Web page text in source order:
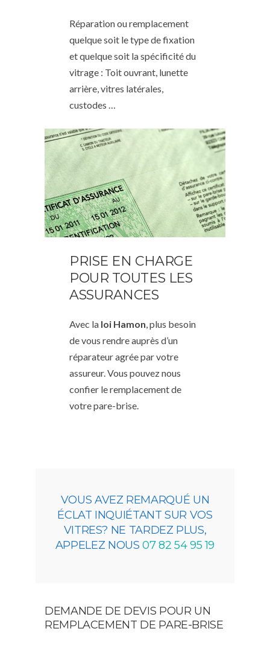
Réparation ou remplacement
quelque soit le type de fixation
et quelque soit la spécificité du
vitrage : Toit ouvrant, lunette
arrière, vitres latérales,
custodes …
PRISE EN CHARGE
POUR TOUTES LES
ASSURANCES
Avec la loi Hamon, plus besoin
de vous rendre auprès d’un
réparateur agrée par votre
assureur. Vous pouvez nous
confier le remplacement de
votre pare-brise.
VOUS AVEZ REMARQUÉ UN
ÉCLAT INQUIÉTANT SUR VOS
VITRES? NE TARDEZ PLUS,
APPELEZ NOUS07 82 54 95 19
DEMANDE DE DEVIS POUR UN
REMPLACEMENT DE PARE-BRISE